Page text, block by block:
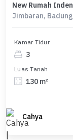
Jimbaran, Badung
Kamar Tidur
3
Luas Tanah
130 m²
Cahya